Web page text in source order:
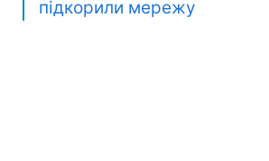
підкорили мережу